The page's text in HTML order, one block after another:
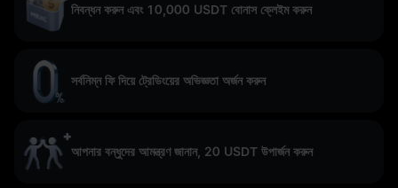
নিবন্ধন করুন এবং 10,000 USDT বোনাস ক্লেইম করুন
সর্বনিম্ন ফি দিয়ে ট্রেডিংয়ের অভিজ্ঞতা অর্জন করুন
আপনার বন্ধুদের আমন্ত্রণ জানান, 20 USDT উপার্জন করুন